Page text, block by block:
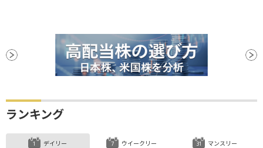
ランキング
デイリー ウイークリー マンスリー